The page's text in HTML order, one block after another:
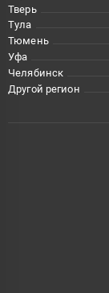
Тверь
Тула
Тюмень
Уфа
Челябинск
Другой регион